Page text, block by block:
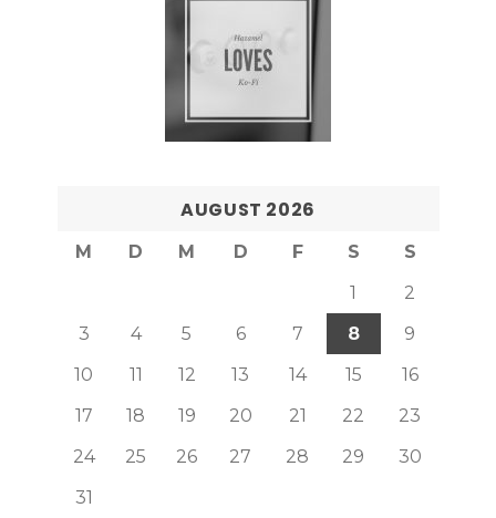
AUGUST 2026
M D M D F S
S
1
2
3
4 5 6 7 8
9
10
11 12 13 14 15
16
17
18 19 20 21 22
23
24
25 26 27 28 29
30
31